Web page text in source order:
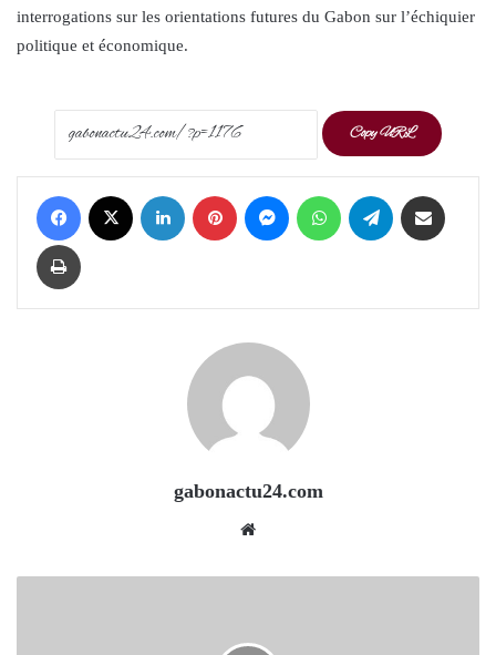
interrogations sur les orientations futures du Gabon sur l’échiquier
politique et économique.
Copy URL
Facebook LinkedIn Pinterest Messenger WhatsApp Telegram
Print
gabonactu24.com